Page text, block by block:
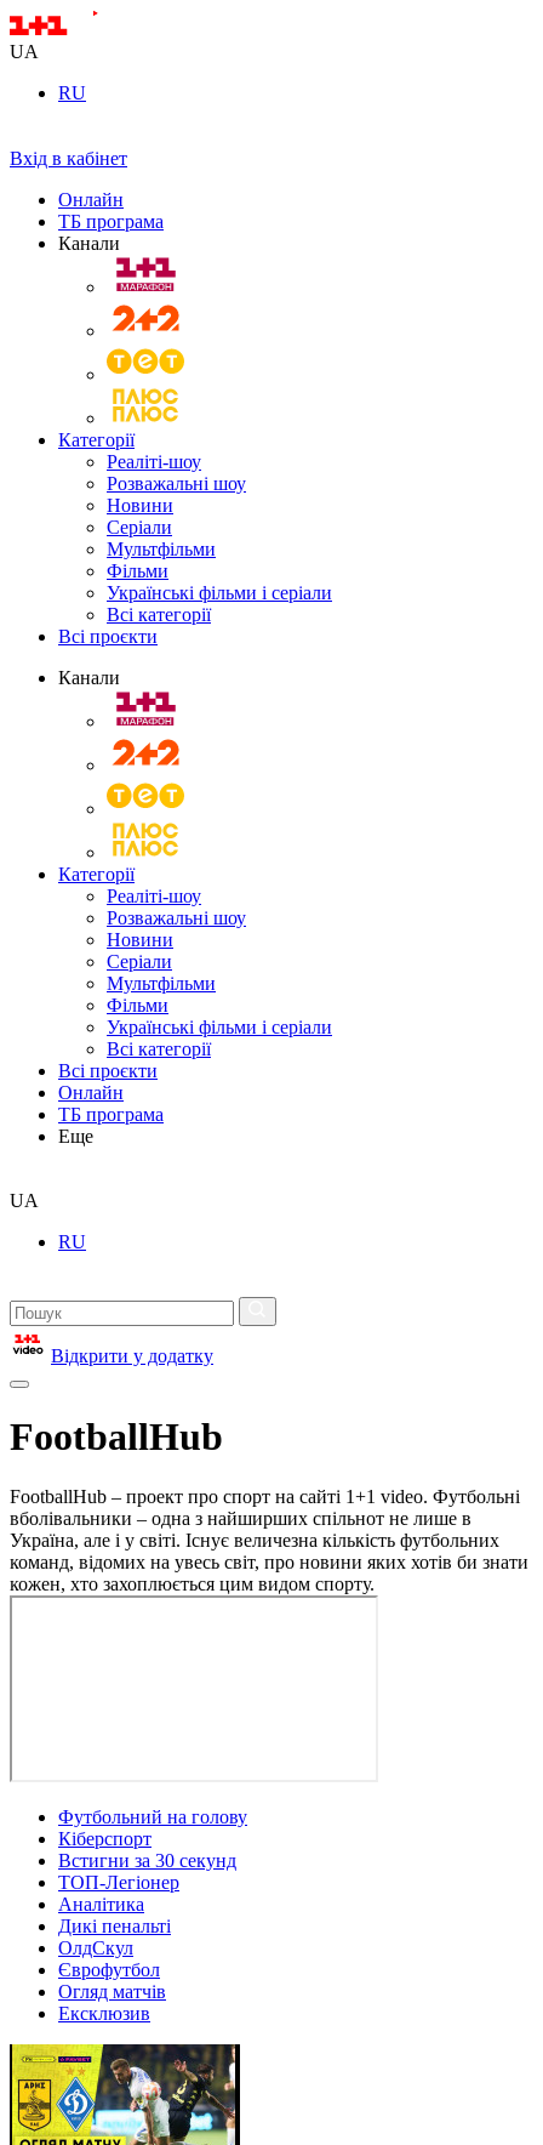
UA
RU
Вхід в кабінет
Онлайн
ТБ програма
Канали
Категорії
Реаліті-шоу
Розважальні шоу
Новини
Серіали
Мультфільми
Фільми
Українські фільми і серіали
Всі категорії
Всі проєкти
Канали
Категорії
Реаліті-шоу
Розважальні шоу
Новини
Серіали
Мультфільми
Фільми
Українські фільми і серіали
Всі категорії
Всі проєкти
Онлайн
ТБ програма
Еще
UA
RU
Відкрити у додатку
FootballHub
FootballHub – проект про спорт на сайті 1+1 video. Футбольні
вболівальники – одна з найширших спільнот не лише в
Україна, але і у світі. Існує величезна кількість футбольних
команд, відомих на увесь світ, про новини яких хотів би знати
кожен, хто захоплюється цим видом спорту.
Футбольний на голову
Кіберспорт
Встигни за 30 секунд
ТОП-Легіонер
Аналітика
Дикі пенальті
ОлдСкул
Єврофутбол
Огляд матчів
Ексклюзив